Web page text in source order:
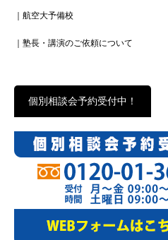
｜航空大予備校
｜塾長・講演のご依頼について
個別相談会予約受付中！